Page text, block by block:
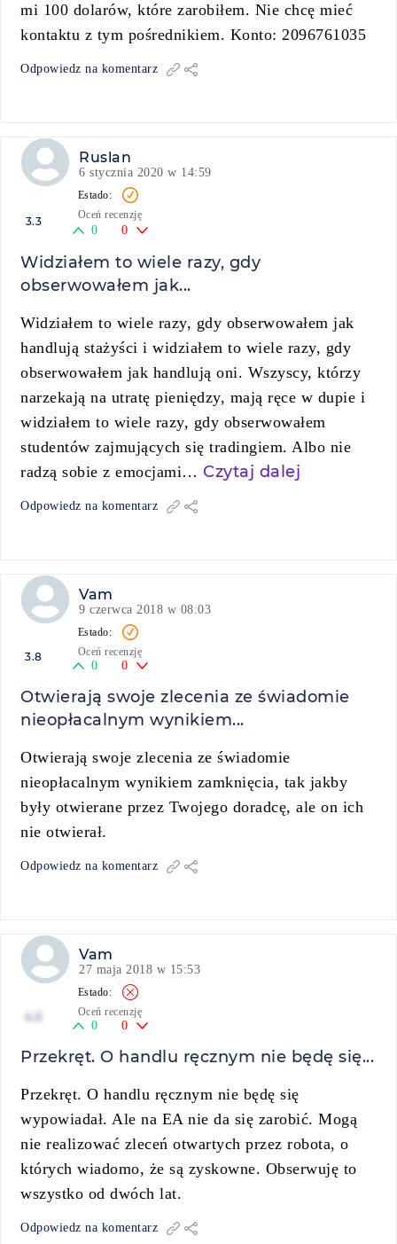
mi 100 dolarów, które zarobiłem. Nie chcę mieć
kontaktu z tym pośrednikiem. Konto: 2096761035
Odpowiedz na komentarz
Ruslan
6 stycznia 2020 w 14:59
3.3 Oceń recenzję
0 0
Widziałem to wiele razy, gdy
obserwowałem jak...
Widziałem to wiele razy, gdy obserwowałem jak
handlują stażyści i widziałem to wiele razy, gdy
obserwowałem jak handlują oni. Wszyscy, którzy
narzekają na utratę pieniędzy, mają ręce w dupie i
widziałem to wiele razy, gdy obserwowałem
studentów zajmujących się tradingiem. Albo nie
radzą sobie z emocjami… Czytaj dalej
Odpowiedz na komentarz
Vam
9 czerwca 2018 w 08:03
3.8 Oceń recenzję
0 0
Otwierają swoje zlecenia ze świadomie
nieopłacalnym wynikiem...
Otwierają swoje zlecenia ze świadomie
nieopłacalnym wynikiem zamknięcia, tak jakby
były otwierane przez Twojego doradcę, ale on ich
nie otwierał.
Odpowiedz na komentarz
Vam
27 maja 2018 w 15:53
4.3 Oceń recenzję
0 0
Przekręt. O handlu ręcznym nie będę się...
Przekręt. O handlu ręcznym nie będę się
wypowiadał. Ale na EA nie da się zarobić. Mogą
nie realizować zleceń otwartych przez robota, o
których wiadomo, że są zyskowne. Obserwuję to
wszystko od dwóch lat.
Odpowiedz na komentarz